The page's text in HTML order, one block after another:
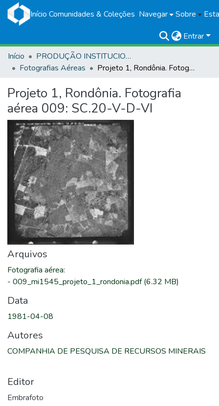
Início Comunidades & Coleções Navegar Sobre
Entrar
Início
PRODUÇÃO INSTITUCIONAL
Fotografias Aéreas
Projeto 1, Rondônia. Fotografia aérea 009: SC.20-V-D-VI
Projeto 1, Rondônia. Fotografia
aérea 009: SC.20-V-D-VI
Arquivos
Fotografia aérea:
- 009_mi1545_projeto_1_rondonia.pdf(6.32 MB)
Data
1981-04-08
Autores
COMPANHIA DE PESQUISA DE RECURSOS MINERAIS
Editor
Embrafoto